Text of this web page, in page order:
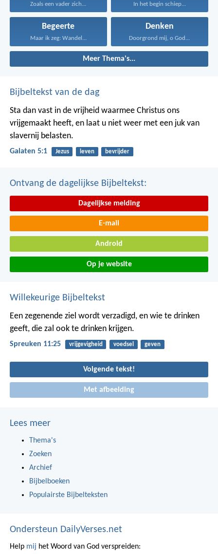
Zoals een vader zich... In het begin schiep...
Begeerte
Maar ik zeg: Wandel...
Denken
Doorgrond mij, o God...
Meer Thema's...
Bijbeltekst van de dag
Sta dan vast in de vrijheid waarmee Christus ons
vrijgemaakt heeft, en laat u niet weer met een juk van
slavernij belasten.
Galaten 5:1 Jezus leven bevrijder
Ontvang de dagelijkse Bijbeltekst:
Dagelijkse melding
E-mail
Android
Op je website
Willekeurige Bijbeltekst
Een zegenende ziel wordt verzadigd, en wie te drinken
geeft, die zal ook te drinken krijgen.
Spreuken 11:25 vrijgevigheid voedsel geven
Volgende tekst!
Met afbeelding
Lees meer
Thema's
Zoeken
Archief
Bijbelboeken
Populairste Bijbelteksten
Ondersteun DailyVerses.net
Help mij het Woord van God verspreiden: